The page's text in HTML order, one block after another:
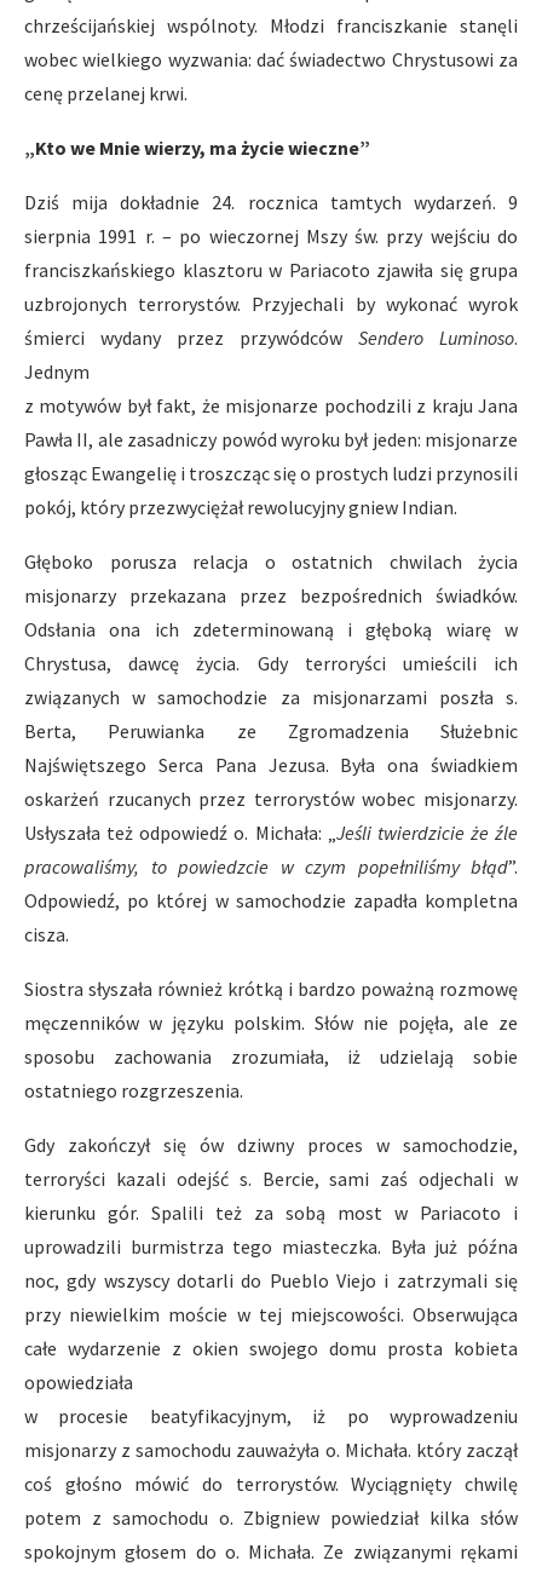
chrześcijańskiej wspólnoty. Młodzi franciszkanie stanęli
wobec wielkiego wyzwania: dać świadectwo Chrystusowi za
cenę przelanej krwi.
„Kto we Mnie wierzy, ma życie wieczne”
Dziś mija dokładnie 24. rocznica tamtych wydarzeń. 9
sierpnia 1991 r. – po wieczornej Mszy św. przy wejściu do
franciszkańskiego klasztoru w Pariacoto zjawiła się grupa
uzbrojonych terrorystów. Przyjechali by wykonać wyrok
śmierci wydany przez przywódców Sendero Luminoso.
Jednym
z motywów był fakt, że misjonarze pochodzili z kraju Jana
Pawła II, ale zasadniczy powód wyroku był jeden: misjonarze
głosząc Ewangelię i troszcząc się o prostych ludzi przynosili
pokój, który przezwyciężał rewolucyjny gniew Indian.
Głęboko porusza relacja o ostatnich chwilach życia
misjonarzy przekazana przez bezpośrednich świadków.
Odsłania ona ich zdeterminowaną i głęboką wiarę w
Chrystusa, dawcę życia. Gdy terroryści umieścili ich
związanych w samochodzie za misjonarzami poszła s.
Berta, Peruwianka ze Zgromadzenia Służebnic
Najświętszego Serca Pana Jezusa. Była ona świadkiem
oskarżeń rzucanych przez terrorystów wobec misjonarzy.
Usłyszała też odpowiedź o. Michała: „Jeśli twierdzicie że źle
pracowaliśmy, to powiedzcie w czym popełniliśmy błąd”.
Odpowiedź, po której w samochodzie zapadła kompletna
cisza.
Siostra słyszała również krótką i bardzo poważną rozmowę
męczenników w języku polskim. Słów nie pojęła, ale ze
sposobu zachowania zrozumiała, iż udzielają sobie
ostatniego rozgrzeszenia.
Gdy zakończył się ów dziwny proces w samochodzie,
terroryści kazali odejść s. Bercie, sami zaś odjechali w
kierunku gór. Spalili też za sobą most w Pariacoto i
uprowadzili burmistrza tego miasteczka. Była już późna
noc, gdy wszyscy dotarli do Pueblo Viejo i zatrzymali się
przy niewielkim moście w tej miejscowości. Obserwująca
całe wydarzenie z okien swojego domu prosta kobieta
opowiedziała
w procesie beatyfikacyjnym, iż po wyprowadzeniu
misjonarzy z samochodu zauważyła o. Michała. który zaczął
coś głośno mówić do terrorystów. Wyciągnięty chwilę
potem z samochodu o. Zbigniew powiedział kilka słów
spokojnym głosem do o. Michała. Ze związanymi rękami